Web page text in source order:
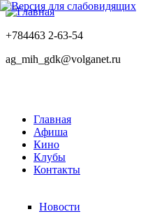
+784463 2-63-54
ag_mih_gdk@volganet.ru
Главная
Афиша
Кино
Клубы
Контакты
Новости